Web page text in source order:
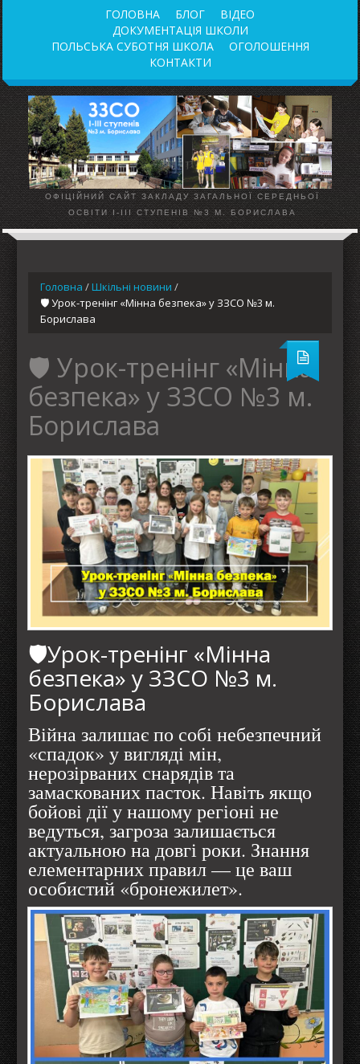
ГОЛОВНА БЛОГ
ВІДЕО
ДОКУМЕНТАЦІЯ ШКОЛИ
ПОЛЬСЬКА СУБОТНЯ ШКОЛА
ОГОЛОШЕННЯ
КОНТАКТИ
ОФІЦІЙНИЙ САЙТ ЗАКЛАДУ ЗАГАЛЬНОЇ СЕРЕДНЬОЇ
ОСВІТИ І-ІІІ СТУПЕНІВ №3 М. БОРИСЛАВА
Головна /Шкільні новини /
🛡️ Урок-тренінг «Мінна безпека» у ЗЗСО №3 м.
Борислава
🛡️ Урок-тренінг «Мінна
безпека» у ЗЗСО №3 м.
Борислава
🛡️Урок-тренінг «Мінна
безпека» у ЗЗСО №3 м.
Борислава
Війна залишає по собі небезпечний
«спадок» у вигляді мін,
нерозірваних снарядів та
замаскованих пасток. Навіть якщо
бойові дії у нашому регіоні не
ведуться, загроза залишається
актуальною на довгі роки. Знання
елементарних правил — це ваш
особистий «бронежилет».